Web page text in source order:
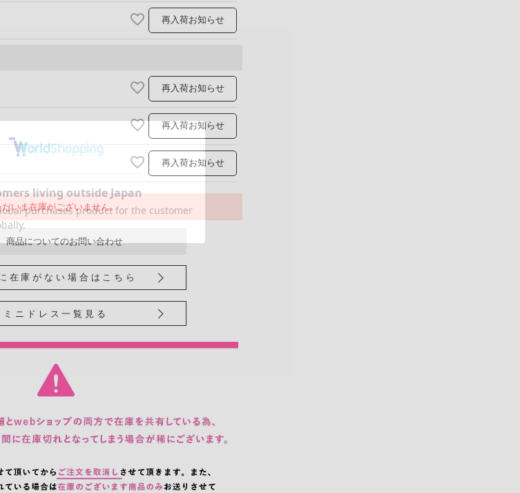
再入荷お知らせ
再入荷お知らせ
再入荷お知らせ
再入荷お知らせ
だいま在庫がございません。
商品についてのお問い合わせ
在庫がない場合はこちら
ミニドレス一覧見る